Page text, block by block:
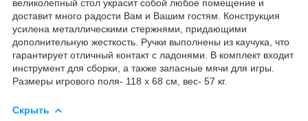
великолепный стол украсит собой любое помещение и
доставит много радости Вам и Вашим гостям. Конструкция
усилена металлическими стержнями, придающими
дополнительную жесткость. Ручки выполнены из каучука, что
гарантирует отличный контакт с ладонями. В комплект входит
инструмент для сборки, а также запасные мячи для игры.
Размеры игрового поля- 118 х 68 см, вес- 57 кг.
Скрыть